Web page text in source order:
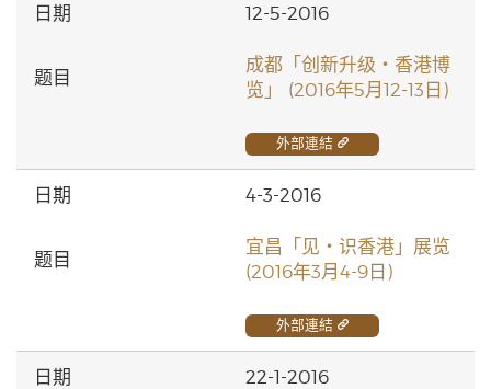
12-5-2016
成都「创新升级‧香港博
览」 (2016年5月12-13日)
外部連結
4-3-2016
宜昌「见‧识香港」展览
(2016年3月4-9日)
外部連結
22-1-2016